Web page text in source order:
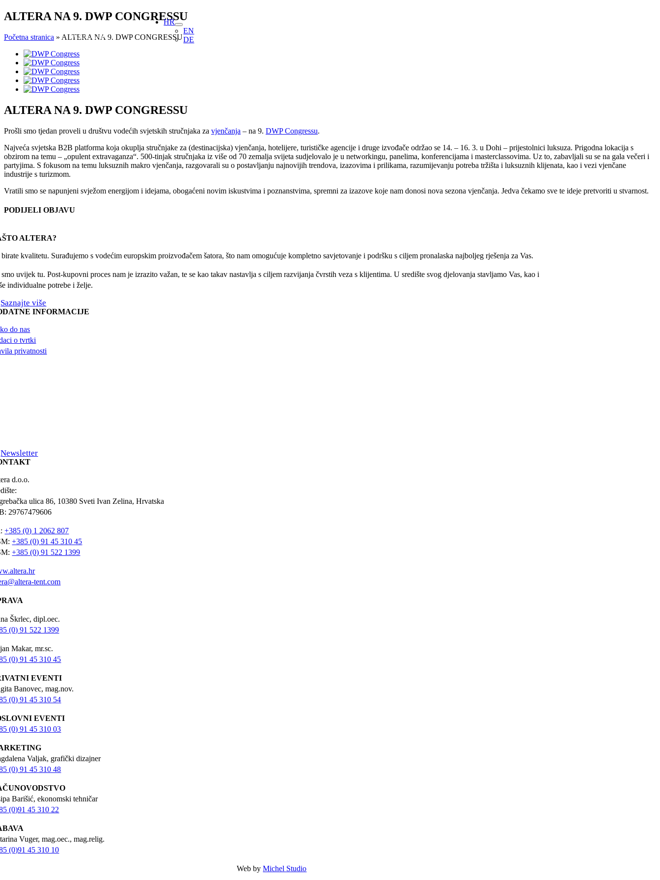
Skip
to
HR
EN
DE
ALTERA NA 9. DWP CONGRESSU
Početna stranica » ALTERA NA 9. DWP CONGRESSU
View
Larger
Image
ALTERA NA 9. DWP CONGRESSU
Prošli smo tjedan proveli u društvu vodećih svjetskih stručnjaka za vjenčanja – na 9. DWP Congressu.
Najveća svjetska B2B platforma koja okuplja stručnjake za (destinacijska) vjenčanja, hotelijere, turističke agencije i druge izvođače održao se 14. – 16. 3. u Dohi – prijestolnici luksuza. Prigodna lokacija s
obzirom na temu – „opulent extravaganza“. 500-tinjak stručnjaka iz više od 70 zemalja svijeta sudjelovalo je u networkingu, panelima, konferencijama i masterclassovima. Uz to, zabavljali su se na gala večeri i
partyjima. S fokusom na temu luksuznih makro vjenčanja, razgovarali su o postavljanju najnovijih trendova, izazovima i prilikama, razumijevanju potreba tržišta i luksuznih klijenata, kao i vezi vjenčane
industrije s turizmom.
Vratili smo se napunjeni svježom energijom i idejama, obogaćeni novim iskustvima i poznanstvima, spremni za izazove koje nam donosi nova sezona vjenčanja. Jedva čekamo sve te ideje pretvoriti u stvarnost.
PODIJELI OBJAVU
ALTERA?
birate kvalitetu. Surađujemo s vodećim europskim proizvođačem šatora, što nam omogućuje kompletno savjetovanje i podršku s ciljem pronalaska najboljeg rješenja za Vas.
smo uvijek tu. Post-kupovni proces nam je izrazito važan, te se kao takav nastavlja s ciljem razvijanja čvrstih veza s klijentima. U središte svog djelovanja stavljamo Vas, kao i
individualne potrebe i želje.
Saznajte više
INFORMACIJE
do nas
o tvrtki
privatnosti
Newsletter
d.o.o.
ulica 86, 10380 Sveti Ivan Zelina, Hrvatska
29767479606
+385 (0) 1 2062 807
+385 (0) 91 45 310 45
+385 (0) 91 522 1399
tent.com
Škrlec, dipl.oec.
(0) 91 522 1399
Makar, mr.sc.
(0) 91 45 310 45
EVENTI
Banovec, mag.nov.
(0) 91 45 310 54
EVENTI
(0) 91 45 310 03
Valjak, grafički dizajner
(0) 91 45 310 48
Barišić, ekonomski tehničar
(0)91 45 310 22
Vuger, mag.oec., mag.relig.
(0)91 45 310 10
Web byMichel Studio